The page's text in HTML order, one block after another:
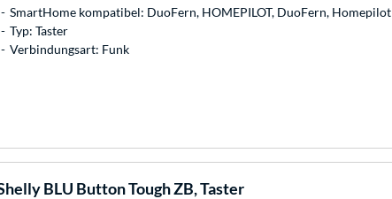
SmartHome kompatibel: DuoFern, HOMEPILOT, DuoFern, Homepilot
Typ: Taster
Verbindungsart: Funk
BLU Button Tough ZB, Taster